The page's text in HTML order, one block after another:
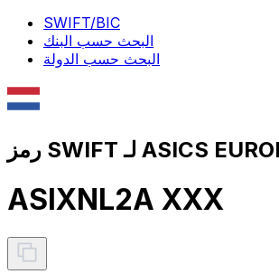
SWIFT/BIC
البحث حسب البنك
البحث حسب الدولة
ASIXNL2A XXX